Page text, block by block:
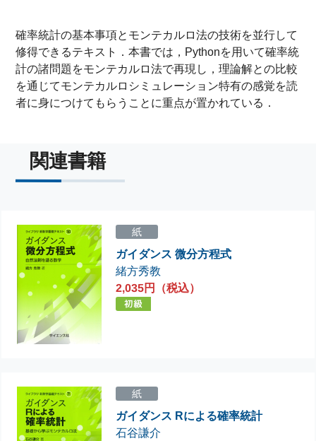
確率統計の基本事項とモンテカルロ法の技術を並行して
修得できるテキスト．本書では，Pythonを用いて確率統
計の諸問題をモンテカルロ法で再現し，理論解との比較
を通じてモンテカルロシミュレーション特有の感覚を読
者に身につけてもらうことに重点が置かれている．
関連書籍
紙
ガイダンス 微分方程式
緒方秀教
2,035円（税込）
紙
ガイダンス Rによる確率統計
石谷謙介